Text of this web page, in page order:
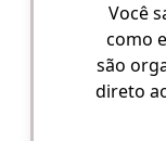
Você
como
são
direto